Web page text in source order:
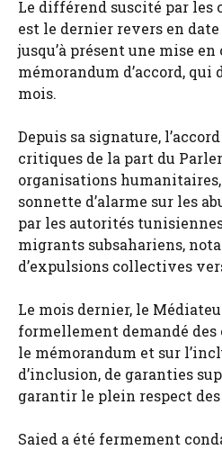
Le différend suscité par les
est le dernier revers en date
jusqu’à présent une mise
mémorandum d’accord, qui
mois.
Depuis sa signature,
critiques de la part du
organisations
sonnette d’alarme sur les
par les autorités
migrants subsahariens,
d’expulsions collectives
Le mois dernier, le
formellement demandé
le mémorandum et sur
d’inclusion, de garanties
garantir le plein respect des
Saied a été fermement